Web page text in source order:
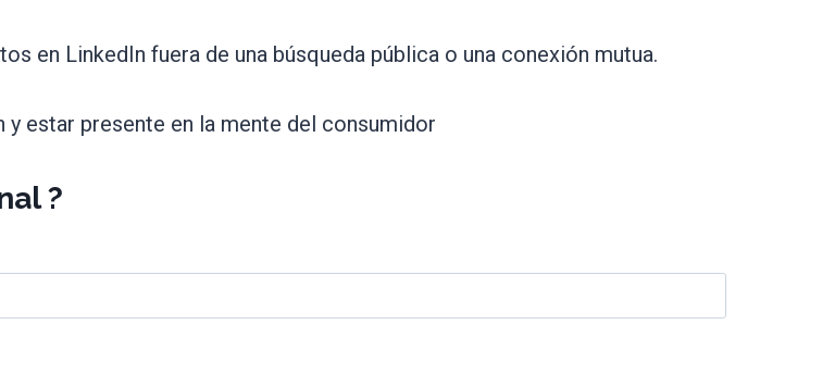
en LinkedIn fuera de una búsqueda pública o una conexión mutua.
y estar presente en la mente del consumidor
?